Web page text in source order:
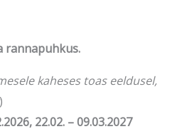
rannapuhkus.
kaheses toas eeldusel,
)
22.02. – 09.03.2027